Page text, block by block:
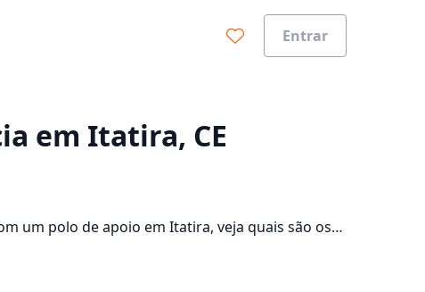
Entrar
em Itatira, CE
um polo de apoio em Itatira, veja quais são os